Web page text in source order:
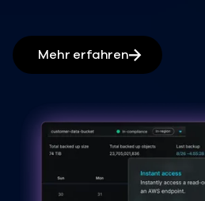
Mehr erfahren